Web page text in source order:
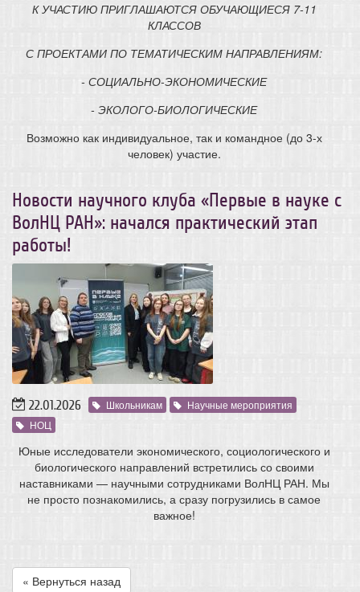
К УЧАСТИЮ ПРИГЛАШАЮТСЯ ОБУЧАЮЩИЕСЯ 7-11
КЛАССОВ
С ПРОЕКТАМИ ПО ТЕМАТИЧЕСКИМ НАПРАВЛЕНИЯМ:
- СОЦИАЛЬНО-ЭКОНОМИЧЕСКИЕ
- ЭКОЛОГО-БИОЛОГИЧЕСКИЕ
Возможно как индивидуальное, так и командное (до 3-х
человек) участие.
Новости научного клуба «Первые в науке с
ВолНЦ РАН»: начался практический этап
работы!
22.01.2026 Школьникам
Научные мероприятия
НОЦ
Юные исследователи экономического, социологического и
биологического направлений встретились со своими
наставниками — научными сотрудниками ВолНЦ РАН. Мы
не просто познакомились, а сразу погрузились в самое
важное!
« Вернуться назад